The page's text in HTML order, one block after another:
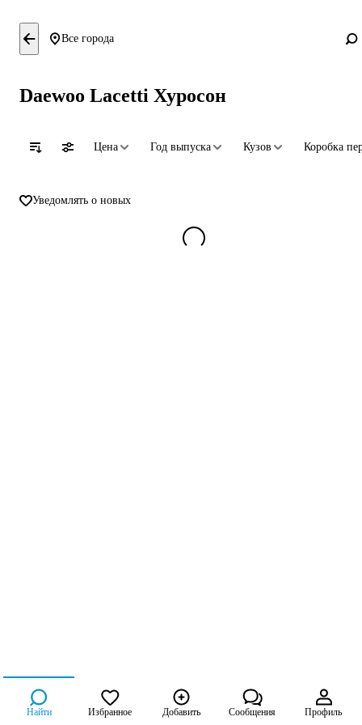
Все города
Daewoo Lacetti Хуросон
Цена Год выпуска Кузов Коробка
Уведомлять о новых
Найти Избранное Добавить Сообщения Профиль